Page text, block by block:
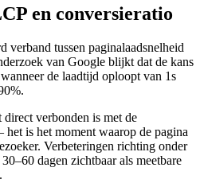
en conversieratio
verband tussen paginalaadsnelheid
van Google blijkt dat de kans
de laadtijd oploopt van 1s
verbonden is met de
is het moment waarop de pagina
Verbeteringen richting onder
dagen zichtbaar als meetbare